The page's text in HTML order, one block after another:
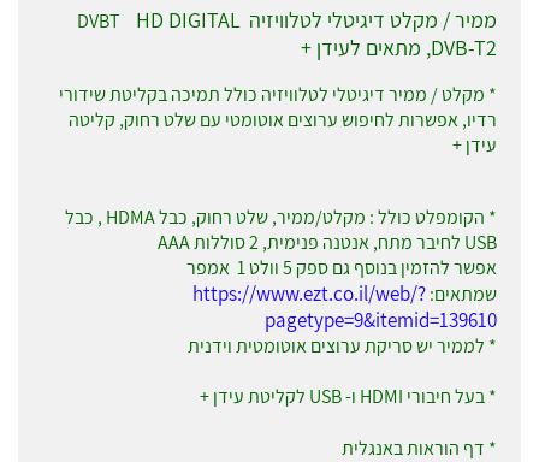
ממיר / מקלט דיגיטלי לטלוויזיה DVBT
HD DIGITAL
DVB-T2, מתאים לעידן +
* מקלט / ממיר דיגיטלי לטלוויזיה כולל תמיכה בקליטת שידורי
רדיו, אפשרות לחיפוש ערוצים אוטומטי עם שלט רחוק, קליטה
עידן +
* הקומפלט כולל : מקלט/ממיר, שלט רחוק, כבל HDMA , כבל
USB לחיבר מתח, אנטנה פנימית, 2 סוללות AAA
אפשר להזמין בנוסף גם ספק 5 וולט 1 אמפר
שמתאים:https://www.ezt.co.il/web/?
pagetype=9&itemid=139610
* לממיר יש סריקת ערוצים אוטומטית וידנית
* בעל חיבורי HDMI ו- USB לקליטת עידן +
* דף הוראות באנגלית